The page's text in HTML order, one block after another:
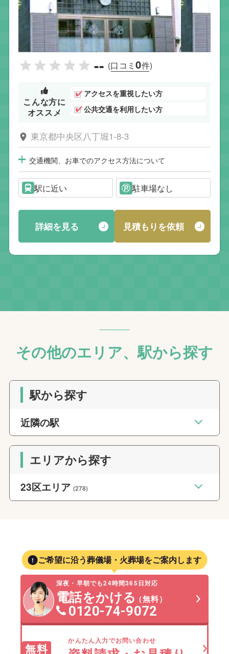
-- (口コミ0件)
こんな方に
オススメ
アクセスを重視したい方
公共交通を利用したい方
東京都中央区八丁堀1-8-3
交通機関、お車でのアクセス方法について
駅に近い 駐車場なし
詳細を見る 見積もりを依頼
その他のエリア、駅から探す
駅から探す
近隣の駅
エリアから探す
23区エリア(278)
ご希望に沿う葬儀場・火葬場をご案内します
深夜・早朝でも24時間365日対応
電話をかける（無料）
0120-74-9072
無料
かんたん入力でお問い合わせ